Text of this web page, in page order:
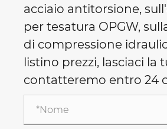
acciaio antitorsione,
per tesatura OPGW,
di compressione
listino prezzi, lasciaci la
contatteremo entro 24